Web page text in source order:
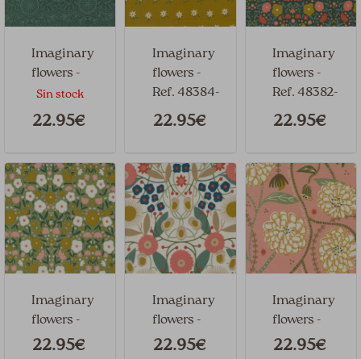
Imaginary
flowers -
Ref. 48385-
16
Sin stock
22.95€
Imaginary
flowers -
Ref. 48384-
17
22.95€
Imaginary
flowers -
Ref. 48382-
16
22.95€
Imaginary
flowers -
Ref. 48382-
22.95€
Imaginary
flowers -
Ref. 48381-11
22.95€
Imaginary
flowers -
Ref. 48380-
22.95€